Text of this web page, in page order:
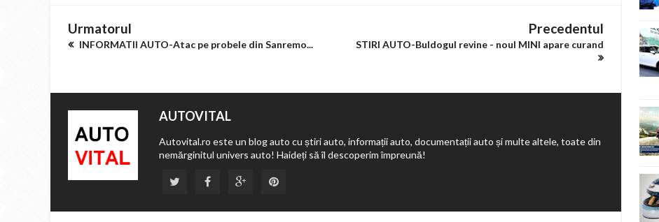
Urmatorul
INFORMATII AUTO-Atac pe probele din Sanremo...
Precedentul
STIRI AUTO-Buldogul revine - noul MINI apare curand
AUTOVITAL
Autovital.ro este un blog auto cu știri auto, informații auto, documentații auto și multe altele, toate din
nemărginitul univers auto! Haideți să îl descoperim împreună!